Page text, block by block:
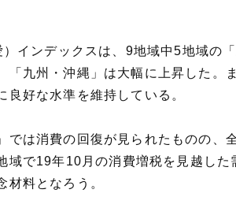
インデックスは、9地域中5地域の
「九州・沖縄」は大幅に上昇した
好な水準を維持している。
は消費の回復が見られたものの、
域で19年10月の消費増税を見越し
材料となろう。